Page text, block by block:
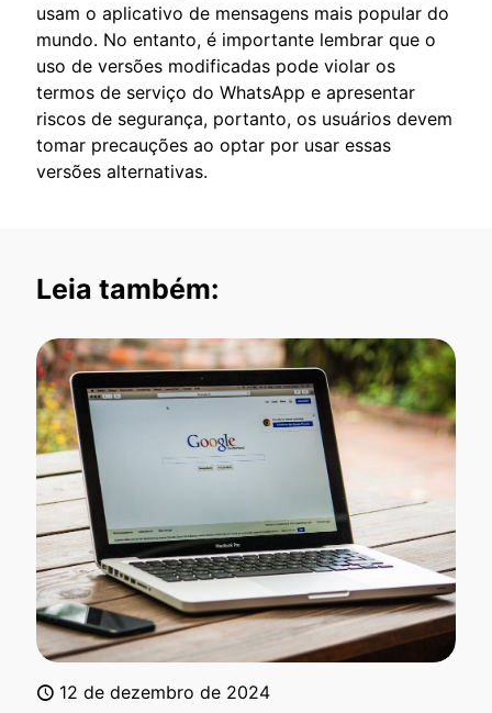
usam o aplicativo de mensagens mais popular do
mundo. No entanto, é importante lembrar que o
uso de versões modificadas pode violar os
termos de serviço do WhatsApp e apresentar
riscos de segurança, portanto, os usuários devem
tomar precauções ao optar por usar essas
versões alternativas.
Leia também:
12 de dezembro de 2024